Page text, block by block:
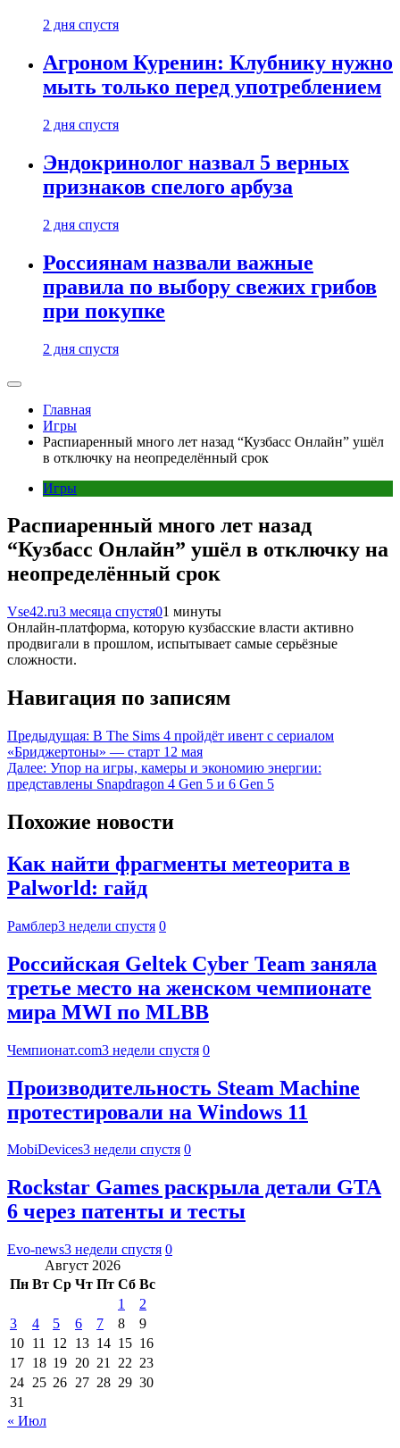
2 дня спустя
Агроном Куренин: Клубнику нужно
мыть только перед употреблением
2 дня спустя
Эндокринолог назвал 5 верных
признаков спелого арбуза
2 дня спустя
Россиянам назвали важные
правила по выбору свежих грибов
при покупке
2 дня спустя
Главная
Игры
Распиаренный много лет назад “Кузбасс Онлайн” ушёл
в отключку на неопределённый срок
Игры
Распиаренный много лет назад
“Кузбасс Онлайн” ушёл в отключку на
неопределённый срок
Vse42.ru3 месяца спустя01 минуты
Онлайн-платформа, которую кузбасские власти активно
продвигали в прошлом, испытывает самые серьёзные
сложности.
Навигация по записям
Предыдущая: В The Sims 4 пройдёт ивент с сериалом
«Бриджертоны» — старт 12 мая
Далее: Упор на игры, камеры и экономию энергии:
представлены Snapdragon 4 Gen 5 и 6 Gen 5
Похожие новости
Как найти фрагменты метеорита в
Palworld: гайд
Рамблер3 недели спустя 0
Российская Geltek Cyber Team заняла
третье место на женском чемпионате
мира MWI по MLBB
Чемпионат.com3 недели спустя 0
Производительность Steam Machine
протестировали на Windows 11
MobiDevices3 недели спустя 0
Rockstar Games раскрыла детали GTA
6 через патенты и тесты
Evo-news3 недели спустя 0
Август 2026
Пн Вт Ср Чт Пт Сб Вс
1
2
3
4 5 6 7 8
9
10 11 12 13 14 15 16
17 18 19 20 21 22 23
24 25 26 27 28 29 30
31
« Июл